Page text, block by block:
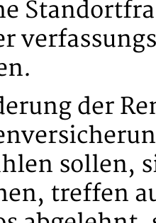
der
sollen,
treffen